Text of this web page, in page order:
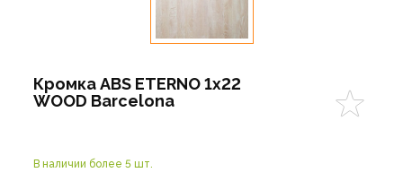
Кромка ABS ETERNO 1x22
WOOD Barcelona
В наличии более 5 шт.